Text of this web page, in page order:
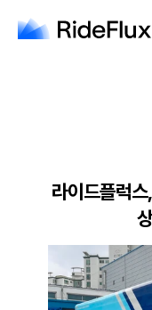
라이드플럭